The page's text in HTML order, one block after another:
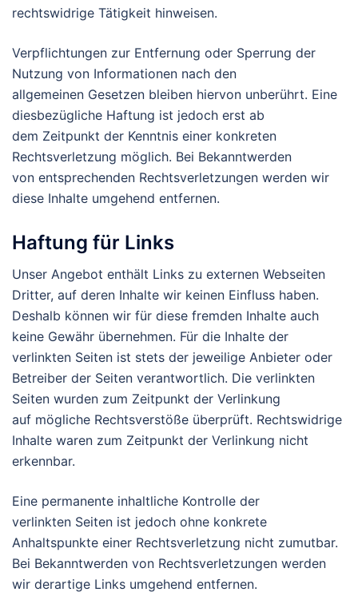
rechtswidrige Tätigkeit hinweisen.
Verpflichtungen zur Entfernung oder Sperrung der
Nutzung von Informationen nach den
allgemeinen Gesetzen bleiben hiervon unberührt. Eine
diesbezügliche Haftung ist jedoch erst ab
dem Zeitpunkt der Kenntnis einer konkreten
Rechtsverletzung möglich. Bei Bekanntwerden
von entsprechenden Rechtsverletzungen werden wir
diese Inhalte umgehend entfernen.
Haftung für Links
Unser Angebot enthält Links zu externen Webseiten
Dritter, auf deren Inhalte wir keinen Einfluss haben.
Deshalb können wir für diese fremden Inhalte auch
keine Gewähr übernehmen. Für die Inhalte der
verlinkten Seiten ist stets der jeweilige Anbieter oder
Betreiber der Seiten verantwortlich. Die verlinkten
Seiten wurden zum Zeitpunkt der Verlinkung
auf mögliche Rechtsverstöße überprüft. Rechtswidrige
Inhalte waren zum Zeitpunkt der Verlinkung nicht
erkennbar.
Eine permanente inhaltliche Kontrolle der
verlinkten Seiten ist jedoch ohne konkrete
Anhaltspunkte einer Rechtsverletzung nicht zumutbar.
Bei Bekanntwerden von Rechtsverletzungen werden
wir derartige Links umgehend entfernen.